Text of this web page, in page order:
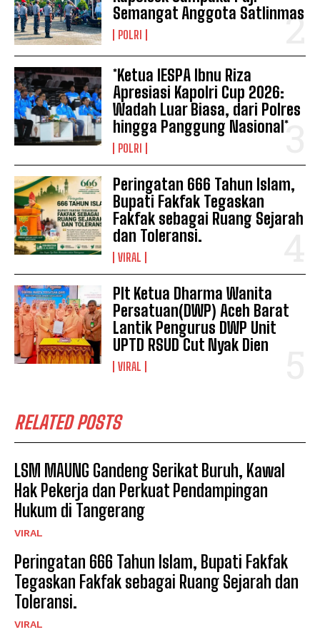
Semangat Anggota Satlinmas
POLRI
*Ketua IESPA Ibnu Riza
Apresiasi Kapolri Cup 2026:
Wadah Luar Biasa, dari Polres
hingga Panggung Nasional*
POLRI
Peringatan 666 Tahun Islam,
Bupati Fakfak Tegaskan
Fakfak sebagai Ruang Sejarah
dan Toleransi.
VIRAL
Plt Ketua Dharma Wanita
Persatuan(DWP) Aceh Barat
Lantik Pengurus DWP Unit
UPTD RSUD Cut Nyak Dien
VIRAL
RELATED POSTS
LSM MAUNG Gandeng Serikat Buruh, Kawal
Hak Pekerja dan Perkuat Pendampingan
Hukum di Tangerang
VIRAL
Peringatan 666 Tahun Islam, Bupati Fakfak
Tegaskan Fakfak sebagai Ruang Sejarah dan
Toleransi.
VIRAL